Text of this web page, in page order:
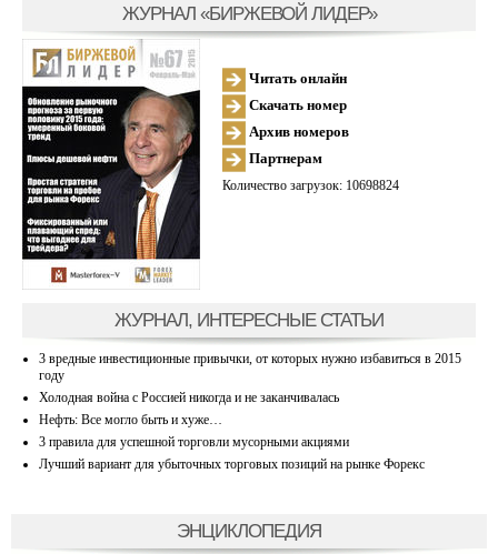
ЖУРНАЛ «БИРЖЕВОЙ ЛИДЕР»
Читать онлайн
Скачать номер
Архив номеров
Партнерам
Количество загрузок: 10698824
ЖУРНАЛ, ИНТЕРЕСНЫЕ СТАТЬИ
3 вредные инвестиционные привычки, от которых нужно избавиться в 2015
году
Холодная война с Россией никогда и не заканчивалась
Нефть: Все могло быть и хуже…
3 правила для успешной торговли мусорными акциями
Лучший вариант для убыточных торговых позиций на рынке Форекс
ЭНЦИКЛОПЕДИЯ